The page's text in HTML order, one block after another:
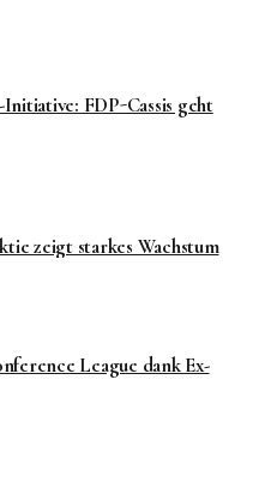
FDP-Cassis geht
zeigt starkes Wachstum
League dank Ex-